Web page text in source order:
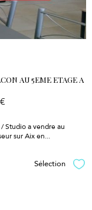
AU 5EME ETAGE A
Studio a vendre au
sur Aix en...
Sélection